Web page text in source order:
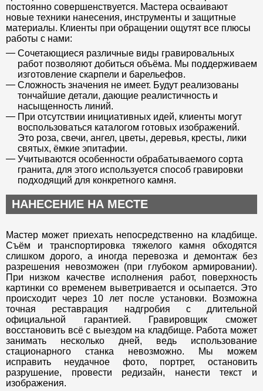
постоянно совершенствуется. Мастера осваивают
новые техники нанесения, инструменты и защитные
материалы. Клиенты при обращении ощутят все плюсы
работы с нами:
Сочетающиеся различные виды гравировальных
работ позволяют добиться объёма. Мы поддерживаем
изготовление скарпели и барельефов.
Сложность значения не имеет. Будут реализованы
тончайшие детали, дающие реалистичность и
насыщенность линий.
При отсутствии инициативных идей, клиенты могут
воспользоваться каталогом готовых изображений.
Это роза, свечи, ангел, цветы, деревья, кресты, лики
святых, ёмкие эпитафии.
Учитываются особенности обрабатываемого сорта
гранита, для этого используется способ гравировки
подходящий для конкретного камня.
НАНЕСЕНИЕ НА МЕСТЕ
Мастер может приехать непосредственно на кладбище.
Съём и транспортировка тяжелого камня обходятся
слишком дорого, а иногда перевозка и демонтаж без
разрешения невозможен (при глубоком армировании).
При низком качестве исполнения работ, поверхность
картинки со временем выветривается и осыпается. Это
происходит через 10 лет после установки. Возможна
точная реставрация надгробия с длительной
официальной гарантией. Гравировщик сможет
восстановить всё с выездом на кладбище. Работа может
занимать несколько дней, ведь использование
стационарного станка невозможно. Мы можем
исправить неудачное фото, портрет, остановить
разрушение, провести редизайн, нанести текст и
изображения.